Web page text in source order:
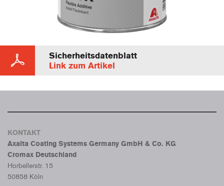
Sicherheitsdatenblatt
Link zum Artikel
KONTAKT
Axalta Coating Systems Germany GmbH & Co. KG
Cromax Deutschland
Horbellerstr. 15
50858 Köln